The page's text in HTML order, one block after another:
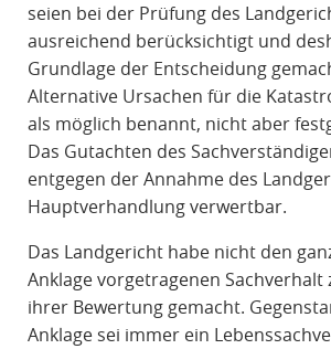
seien bei der Prüfung des
ausreichend berücksichtigt und
Grundlage der Entscheidung
Alternative Ursachen für die
als möglich benannt, nicht aber
Das Gutachten des
entgegen der Annahme des
Hauptverhandlung verwertbar.
Das Landgericht habe nicht den
Anklage vorgetragenen Sachverhalt
ihrer Bewertung gemacht.
Anklage sei immer ein